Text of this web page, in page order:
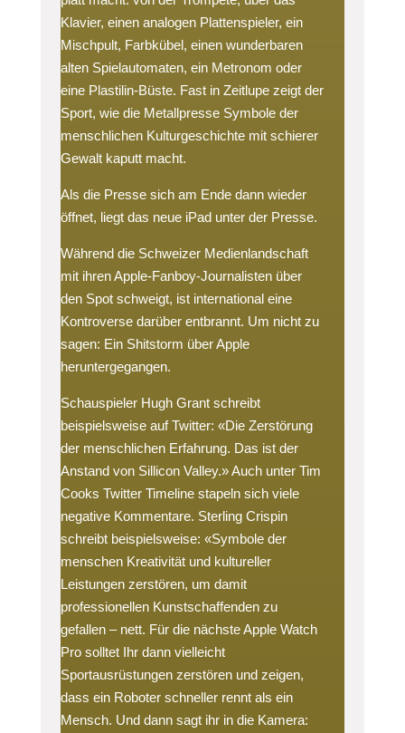
Klavier, einen analogen Plattenspieler, ein
Mischpult, Farbkübel, einen wunderbaren
alten Spielautomaten, ein Metronom oder
eine Plastilin-Büste. Fast in Zeitlupe zeigt der
Sport, wie die Metallpresse Symbole der
menschlichen Kulturgeschichte mit schierer
Gewalt kaputt macht.
Als die Presse sich am Ende dann wieder
öffnet, liegt das neue iPad unter der Presse.
Während die Schweizer Medienlandschaft
mit ihren Apple-Fanboy-Journalisten über
den Spot schweigt, ist international eine
Kontroverse darüber entbrannt. Um nicht zu
sagen: Ein Shitstorm über Apple
heruntergegangen.
Schauspieler Hugh Grant schreibt
beispielsweise auf Twitter: «Die Zerstörung
der menschlichen Erfahrung. Das ist der
Anstand von Sillicon Valley.» Auch unter Tim
Cooks Twitter Timeline stapeln sich viele
negative Kommentare. Sterling Crispin
schreibt beispielsweise: «Symbole der
menschen Kreativität und kultureller
Leistungen zerstören, um damit
professionellen Kunstschaffenden zu
gefallen – nett. Für die nächste Apple Watch
Pro solltet Ihr dann vielleicht
Sportausrüstungen zerstören und zeigen,
dass ein Roboter schneller rennt als ein
Mensch. Und dann sagt ihr in die Kamera: